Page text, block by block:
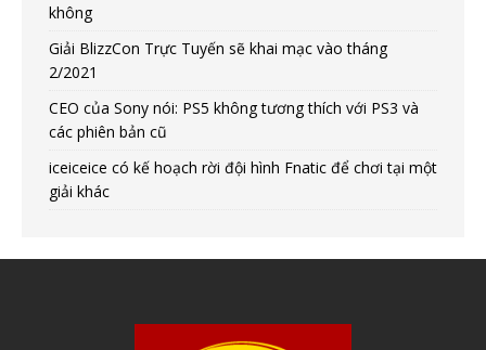
không
Giải BlizzCon Trực Tuyến sẽ khai mạc vào tháng
2/2021
CEO của Sony nói: PS5 không tương thích với PS3 và
các phiên bản cũ
iceiceice có kế hoạch rời đội hình Fnatic để chơi tại một
giải khác